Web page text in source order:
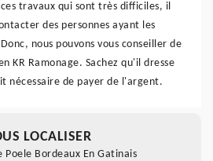
travaux qui sont très difficiles, il
des personnes ayant les
nous pouvons vous conseiller de
KR Ramonage. Sachez qu'il dresse
nécessaire de payer de l'argent.
LOCALISER
Poele Bordeaux En Gatinais